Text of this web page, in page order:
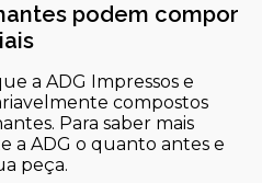
podem compor
a ADG Impressos e
compostos
Para saber mais
a ADG o quanto antes e
peça.